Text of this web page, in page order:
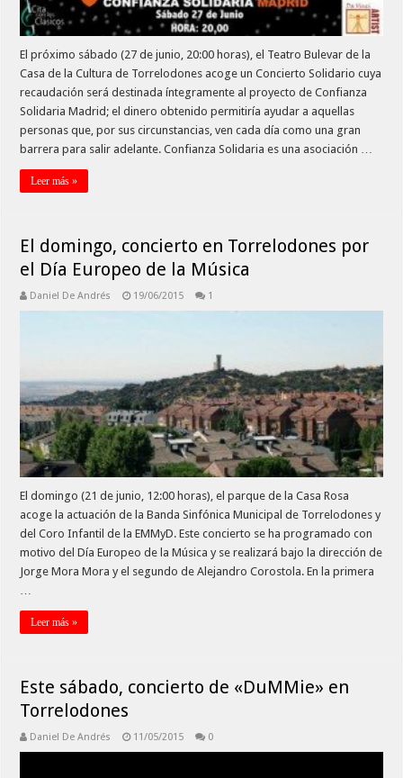
El próximo sábado (27 de junio, 20:00 horas), el Teatro Bulevar de la
Casa de la Cultura de Torrelodones acoge un Concierto Solidario cuya
recaudación será destinada íntegramente al proyecto de Confianza
Solidaria Madrid; el dinero obtenido permitiría ayudar a aquellas
personas que, por sus circunstancias, ven cada día como una gran
barrera para salir adelante. Confianza Solidaria es una asociación …
Leer más »
El domingo, concierto en Torrelodones por
el Día Europeo de la Música
Daniel De Andrés 19/06/2015 1
El domingo (21 de junio, 12:00 horas), el parque de la Casa Rosa
acoge la actuación de la Banda Sinfónica Municipal de Torrelodones y
del Coro Infantil de la EMMyD. Este concierto se ha programado con
motivo del Día Europeo de la Música y se realizará bajo la dirección de
Jorge Mora Mora y el segundo de Alejandro Corostola. En la primera
…
Leer más »
Este sábado, concierto de «DuMMie» en
Torrelodones
Daniel De Andrés 11/05/2015 0